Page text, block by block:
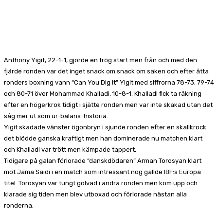
Anthony Yigit, 22-1-1, gjorde en trög start men från och med den
fjärde ronden var det inget snack om snack om saken och efter åtta
ronders boxning vann “Can You Dig It” Yigit med siffrorna 78-73, 79-74
och 80-71 över Mohammad Khalladi, 10-8-1. Khalladi fick ta räkning
efter en högerkrok tidigt i sjätte ronden men var inte skakad utan det
såg mer ut som ur-balans-historia.
Yigit skadade vänster ögonbryn i sjunde ronden efter en skallkrock
det blödde ganska kraftigt men han dominerade nu matchen klart
och Khalladi var trött men kämpade tappert.
Tidigare på galan förlorade “danskdödaren” Arman Torosyan klart
mot Jama Saidi i en match som intressant nog gällde IBF:s Europa
titel. Torosyan var tungt golvad i andra ronden men kom upp och
klarade sig tiden men blev utboxad och förlorade nästan alla
ronderna.